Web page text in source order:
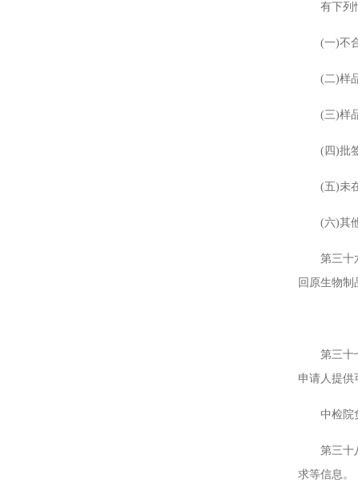
有下列情
(一)不合
(二)样品
(三)样品
(四)批签
(五)未在
(六)其他
第三十六
回原生物
第三十七
申请人提供
中检院负
第三十八
求等信息。